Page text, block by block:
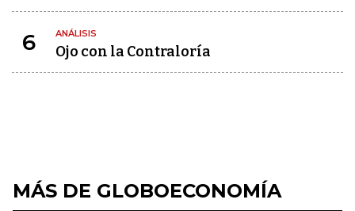
6 ANÁLISIS
Ojo con la Contraloría
MÁS DE GLOBOECONOMÍA